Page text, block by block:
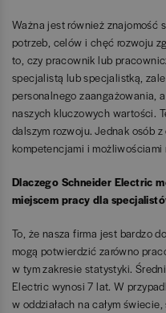
Ważna jest również znajomość
potrzeb, celów i chęć rozwoju
to, czy pracownik lub
specjalistą lub specjalistką,
personalnego zaangażowania,
naszych kluczowych wartości.
dalszym rozwoju. Jednak osób
kompetencjami i możliwościami
Dlaczego Schneider Electric
miejscem pracy dla
To, że nasza firma jest bardzo
mogą potwierdzić zarówno
w tym zakresie statystyki.
Electric wynosi 7 lat. W
w oddziałach na całym